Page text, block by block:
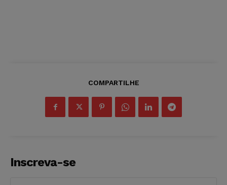
COMPARTILHE
Inscreva-se